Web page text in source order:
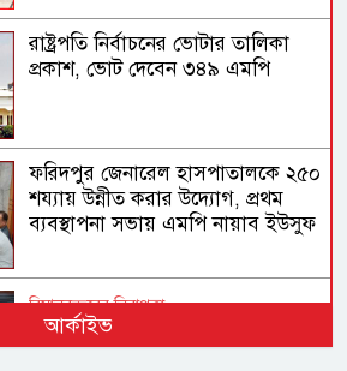
রাষ্ট্রপতি নির্বাচনের ভোটার তালিকা
প্রকাশ, ভোট দেবেন ৩৪৯ এমপি
ফরিদপুর জেনারেল হাসপাতালকে ২৫০
শয্যায় উন্নীত করার উদ্যোগ, প্রথম
ব্যবস্থাপনা সভায় এমপি নায়াব ইউসুফ
বিমানবন্দরের নিরাপত্তা
ভিআইপি ও সিআইপি ব্যক্তিসহ
আর্কাইভ